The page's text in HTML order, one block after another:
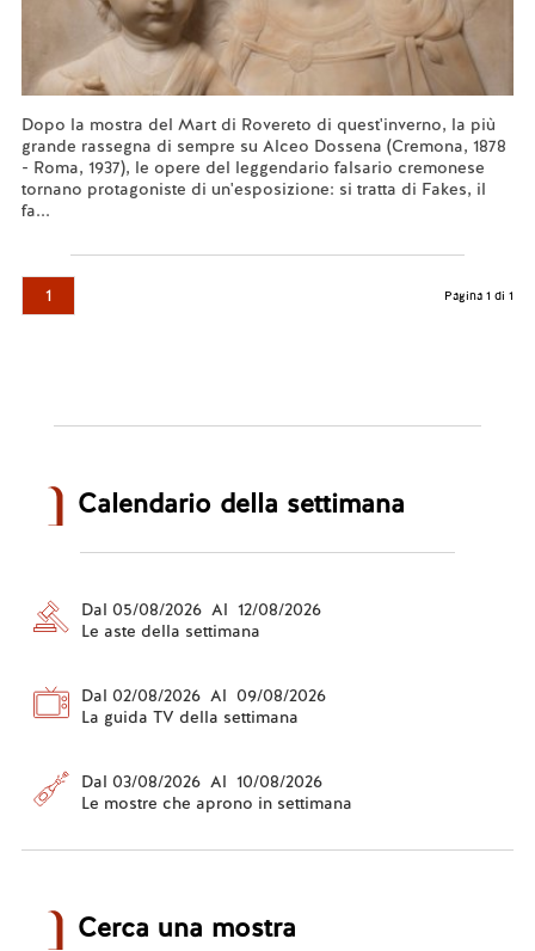
Dopo la mostra del Mart di Rovereto di quest'inverno, la più
grande rassegna di sempre su Alceo Dossena (Cremona, 1878
- Roma, 1937), le opere del leggendario falsario cremonese
tornano protagoniste di un'esposizione: si tratta di Fakes, il
fa...
1 Pagina 1 di 1
Calendario della settimana
Dal 05/08/2026 Al 12/08/2026
Le aste della settimana
Dal 02/08/2026 Al 09/08/2026
La guida TV della settimana
Dal 03/08/2026 Al 10/08/2026
Le mostre che aprono in settimana
Cerca una mostra